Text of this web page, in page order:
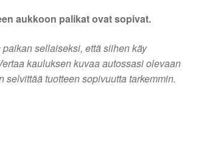
aukkoon palikat ovat sopivat.
sellaiseksi, että siihen käy
kauluksen kuvaa autossasi olevaan
tuotteen sopivuutta tarkemmin.